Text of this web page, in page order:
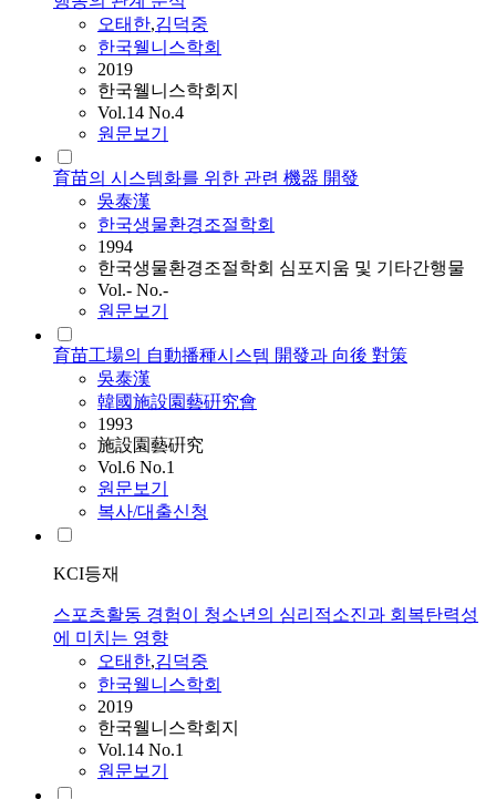
오태한,김덕중
한국웰니스학회
2019
한국웰니스학회지
Vol.14 No.4
원문보기
育苗의 시스템화를 위한 관련 機器 開發
吳泰漢
한국생물환경조절학회
1994
한국생물환경조절학회 심포지움 및 기타간행물
Vol.- No.-
원문보기
育苗工場의 自動播種시스템 開發과 向後 對策
吳泰漢
韓國施設園藝硏究會
1993
施設園藝硏究
Vol.6 No.1
원문보기
복사/대출신청
KCI등재
스포츠활동 경험이 청소년의 심리적소진과 회복탄력성
에 미치는 영향
오태한,김덕중
한국웰니스학회
2019
한국웰니스학회지
Vol.14 No.1
원문보기